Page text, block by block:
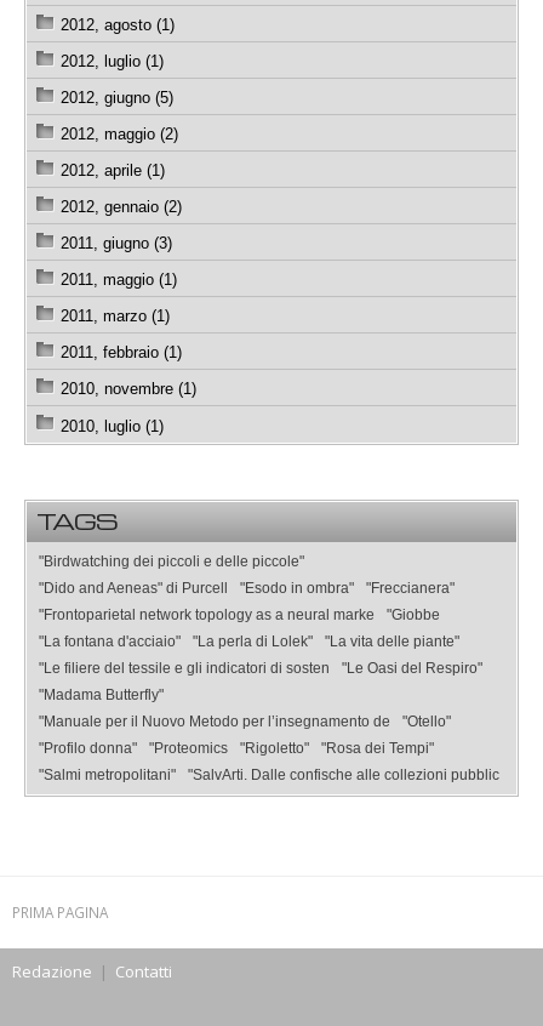
2012, agosto (1)
2012, luglio (1)
2012, giugno (5)
2012, maggio (2)
2012, aprile (1)
2012, gennaio (2)
2011, giugno (3)
2011, maggio (1)
2011, marzo (1)
2011, febbraio (1)
2010, novembre (1)
2010, luglio (1)
TAGS
"Birdwatching dei piccoli e delle piccole"
"Dido and Aeneas" di Purcell
"Esodo in ombra"
"Freccianera"
"Frontoparietal network topology as a neural marke
"Giobbe
"La fontana d'acciaio"
"La perla di Lolek"
"La vita delle piante"
"Le filiere del tessile e gli indicatori di sosten
"Le Oasi del Respiro"
"Madama Butterfly"
"Manuale per il Nuovo Metodo per l’insegnamento de
"Otello"
"Profilo donna"
"Proteomics "Rigoletto"
"Rosa dei Tempi"
"Salmi metropolitani"
"SalvArti. Dalle confische alle collezioni pubblic
PRIMA PAGINA
Redazione | Contatti